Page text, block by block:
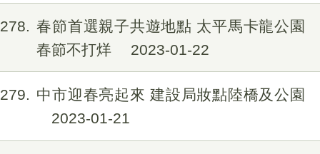
春節首選親子共遊地點 太平馬卡龍公園
春節不打烊
2023-01-22
中市迎春亮起來 建設局妝點陸橋及公園
2023-01-21